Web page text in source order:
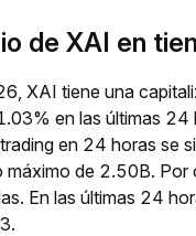
de XAI en
XAI tiene una
en las últimas
en 24 horas se
máximo de 2.50B.
En las últimas 24